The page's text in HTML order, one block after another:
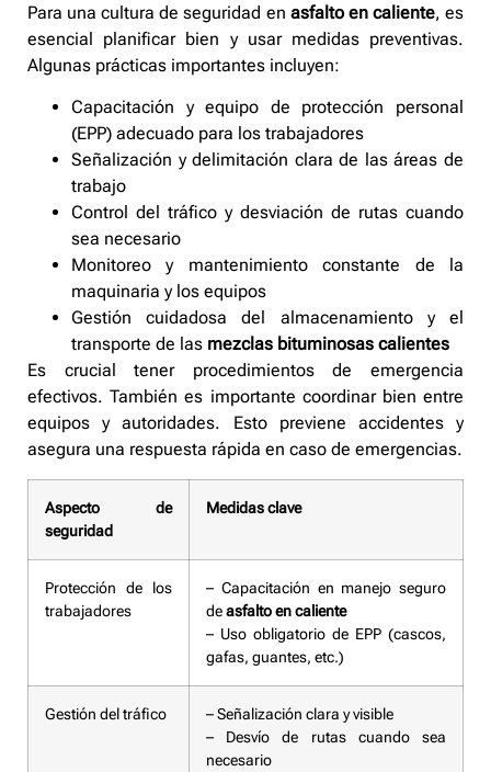
Para una cultura de seguridad en asfalto en caliente, es
esencial planificar bien y usar medidas preventivas.
Algunas prácticas importantes incluyen:
Capacitación y equipo de protección personal
(EPP) adecuado para los trabajadores
Señalización y delimitación clara de las áreas de
trabajo
Control del tráfico y desviación de rutas cuando
sea necesario
Monitoreo y mantenimiento constante de la
maquinaria y los equipos
Gestión cuidadosa del almacenamiento y el
transporte de las mezclas bituminosas calientes
Es crucial tener procedimientos de emergencia
efectivos. También es importante coordinar bien entre
equipos y autoridades. Esto previene accidentes y
asegura una respuesta rápida en caso de emergencias.
Aspecto de
seguridad
Medidas clave
Protección de los
trabajadores
– Capacitación en manejo seguro
deasfalto en caliente
– Uso obligatorio de EPP (cascos,
gafas, guantes, etc.)
Gestión del tráfico
– Señalización clara y visible
– Desvío de rutas cuando sea
necesario